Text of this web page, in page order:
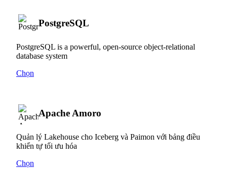
PostgreSQL
PostgreSQL is a powerful, open-source object-relational
database system
Chọn
Apache Amoro
Quản lý Lakehouse cho Iceberg và Paimon với bảng điều
khiển tự tối ưu hóa
Chọn